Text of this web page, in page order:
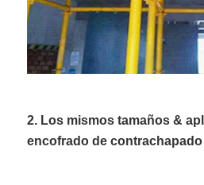
2. Los mismos tamaños &
encofrado de contrachapado